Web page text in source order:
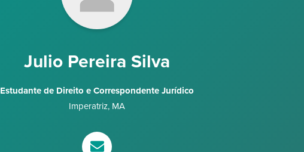
Julio Pereira Silva
Estudante de Direito e Correspondente Jurídico
Imperatriz, MA